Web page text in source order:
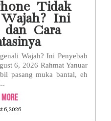
Tidak
Ini
dan Cara
Wajah? Ini Penyebab
6, 2026 Rahmat Yanuar
pasang muka bantal, eh
More
6, 2026